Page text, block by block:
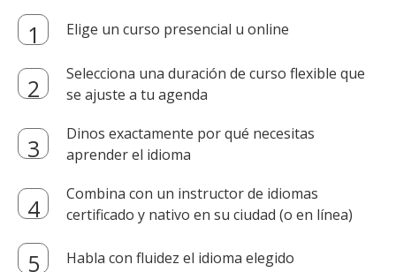
Elige un curso presencial u online
Selecciona una duración de curso flexible que
se ajuste a tu agenda
Dinos exactamente por qué necesitas
aprender el idioma
Combina con un instructor de idiomas
certificado y nativo en su ciudad (o en línea)
Habla con fluidez el idioma elegido